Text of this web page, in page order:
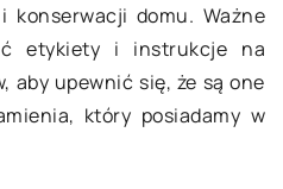
konserwacji domu. Ważne
etykiety i instrukcje na
aby upewnić się, że są one
który posiadamy w